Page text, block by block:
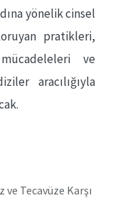
yönelik cinsel
pratikleri,
ve
aracılığıyla
Tecavüze Karşı